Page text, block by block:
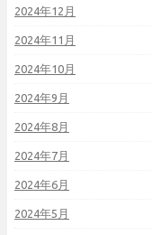
2024年12月
2024年11月
2024年10月
2024年9月
2024年8月
2024年7月
2024年6月
2024年5月